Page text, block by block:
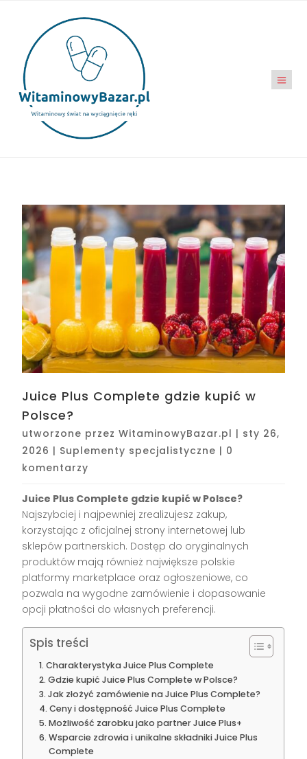
Juice Plus Complete gdzie kupić w
Polsce?
utworzone przezWitaminowyBazar.pl | sty 26,
2026 | Suplementy specjalistyczne | 0
komentarzy
Juice Plus Complete gdzie kupić w Polsce?
Najszybciej i najpewniej zrealizujesz zakup,
korzystając z oficjalnej strony internetowej lub
sklepów partnerskich. Dostęp do oryginalnych
produktów mają również największe polskie
platformy marketplace oraz ogłoszeniowe, co
pozwala na wygodne zamówienie i dopasowanie
opcji płatności do własnych preferencji.
Spis treści
Charakterystyka Juice Plus Complete
Gdzie kupić Juice Plus Complete w Polsce?
Jak złożyć zamówienie na Juice Plus Complete?
Ceny i dostępność Juice Plus Complete
Możliwość zarobku jako partner Juice Plus+
Wsparcie zdrowia i unikalne składniki Juice Plus
Complete